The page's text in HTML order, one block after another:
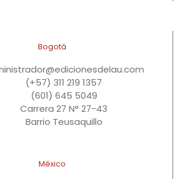
Bogotá
(+57) 311 219 1357
(601) 645 5049
Carrera 27 N° 27-43
Barrio Teusaquillo
México